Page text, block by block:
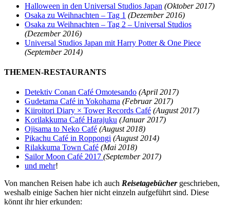
Halloween in den Universal Studios Japan (Oktober 2017)
Osaka zu Weihnachten – Tag 1 (Dezember 2016)
Osaka zu Weihnachten – Tag 2 – Universal Studios
(Dezember 2016)
Universal Studios Japan mit Harry Potter & One Piece
(September 2014)
THEMEN-RESTAURANTS
Detektiv Conan Café Omotesando (April 2017)
Gudetama Café in Yokohama (Februar 2017)
Kiiroitori Diary × Tower Records Café (August 2017)
Korilakkuma Café Harajuku (Januar 2017)
Ojisama to Neko Café (August 2018)
Pikachu Café in Roppongi (August 2014)
Rilakkuma Town Café (Mai 2018)
Sailor Moon Café 2017 (September 2017)
und mehr!
Von manchen Reisen habe ich auch Reisetagebüchergeschrieben,
weshalb einige Sachen hier nicht einzeln aufgeführt sind. Diese
könnt ihr hier erkunden: